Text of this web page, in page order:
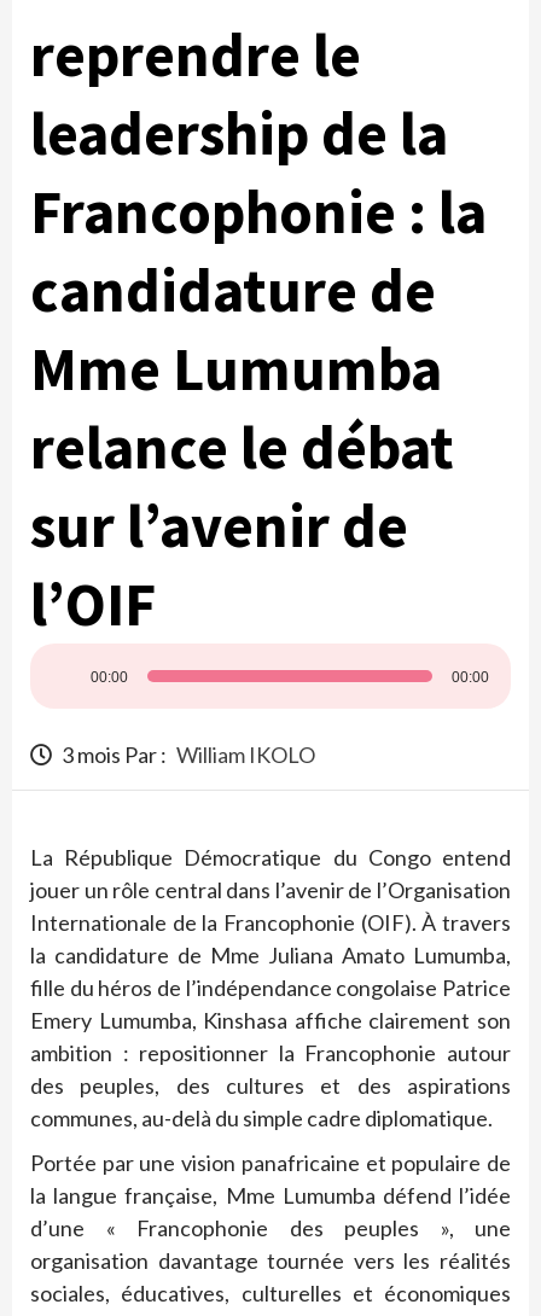
reprendre le
leadership de la
Francophonie : la
candidature de
Mme Lumumba
relance le débat
sur l’avenir de
l’OIF
Lecteur
audio
00:00 00:00
3 mois Par : William IKOLO
La République Démocratique du Congo entend
jouer un rôle central dans l’avenir de l’Organisation
Internationale de la Francophonie (OIF). À travers
la candidature de Mme Juliana Amato Lumumba,
fille du héros de l’indépendance congolaise Patrice
Emery Lumumba, Kinshasa affiche clairement son
ambition : repositionner la Francophonie autour
des peuples, des cultures et des aspirations
communes, au-delà du simple cadre diplomatique.
Portée par une vision panafricaine et populaire de
la langue française, Mme Lumumba défend l’idée
d’une « Francophonie des peuples », une
organisation davantage tournée vers les réalités
sociales, éducatives, culturelles et économiques